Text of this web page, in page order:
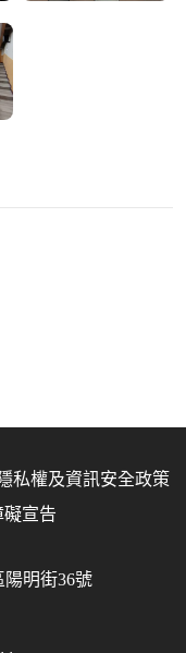
隱私權及資訊安全政策
礙宣告
陽明街36號